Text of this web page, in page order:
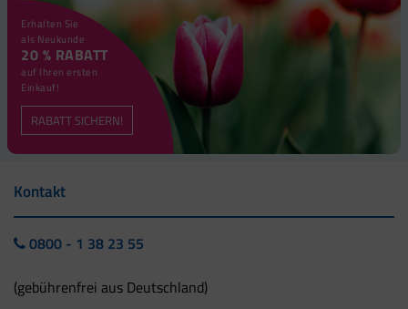
Erhalten Sie
als Neukunde
20 % RABATT
auf Ihren ersten
Einkauf!
RABATT SICHERN!
Kontakt
0800 - 1 38 23 55
(gebührenfrei aus Deutschland)